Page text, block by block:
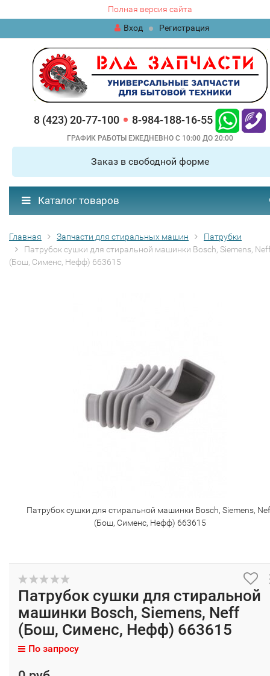
Полная версия сайта
Вход
Регистрация
8 (423) 20-77-100 8-984-188-16-55
ГРАФИК РАБОТЫ ЕЖЕДНЕВНО С 10:00 ДО 20:00
Заказ в свободной форме
Каталог товаров
Главная Запчасти для стиральных машин
Патрубки
Патрубок сушки для стиральной машинки Bosch, Siemens,
(Бош, Сименс, Нефф) 663615
Патрубок сушки для стиральной машинки Bosch, Siemens,
(Бош, Сименс, Нефф) 663615
Патрубок сушки для стиральной
машинки Bosch, Siemens, Neff
(Бош, Сименс, Нефф) 663615
По запросу